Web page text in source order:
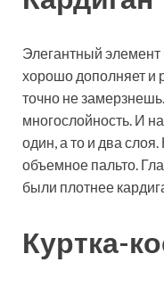
Элегантный элемент
хорошо дополняет и
точно не
многослойность. И
один, а то и два
объемное пальто.
были плотнее
Куртка-